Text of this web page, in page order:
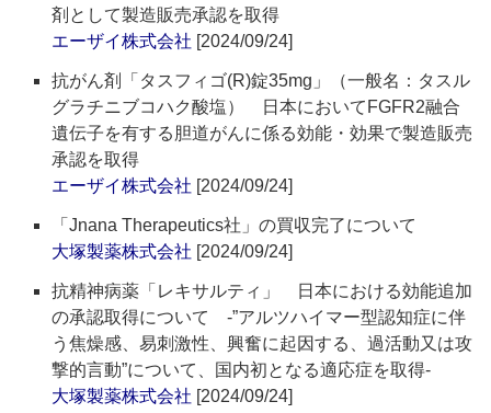
剤として製造販売承認を取得
エーザイ株式会社 [2024/09/24]
抗がん剤「タスフィゴ(R)錠35mg」（一般名：タスル
グラチニブコハク酸塩） 日本においてFGFR2融合
遺伝子を有する胆道がんに係る効能・効果で製造販売
承認を取得
エーザイ株式会社 [2024/09/24]
「Jnana Therapeutics社」の買収完了について
大塚製薬株式会社 [2024/09/24]
抗精神病薬「レキサルティ」 日本における効能追加
の承認取得について ‐”アルツハイマー型認知症に伴
う焦燥感、易刺激性、興奮に起因する、過活動又は攻
撃的言動”について、国内初となる適応症を取得‐
大塚製薬株式会社 [2024/09/24]